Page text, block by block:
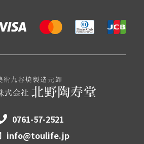
0761-57-2521
info@toulife.jp